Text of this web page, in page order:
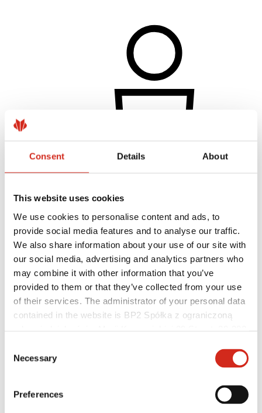
Consent Details About
This website uses cookies
We use cookies to personalise content and ads, to
provide social media features and to analyse our traffic.
We also share information about your use of our site with
our social media, advertising and analytics partners who
may combine it with other information that you’ve
provided to them or that they’ve collected from your use
of their services. The administrator of your personal data
contained in the website is BP2 Spółka z ograniczoną
121387608.
Selection
Necessary
Preferences
Realizacje i inspiracje
Rejestracja gwarancji
Najczęściej Zadawane Pytania (FAQ)
Znajdź sprzedawcę / wykonawcę